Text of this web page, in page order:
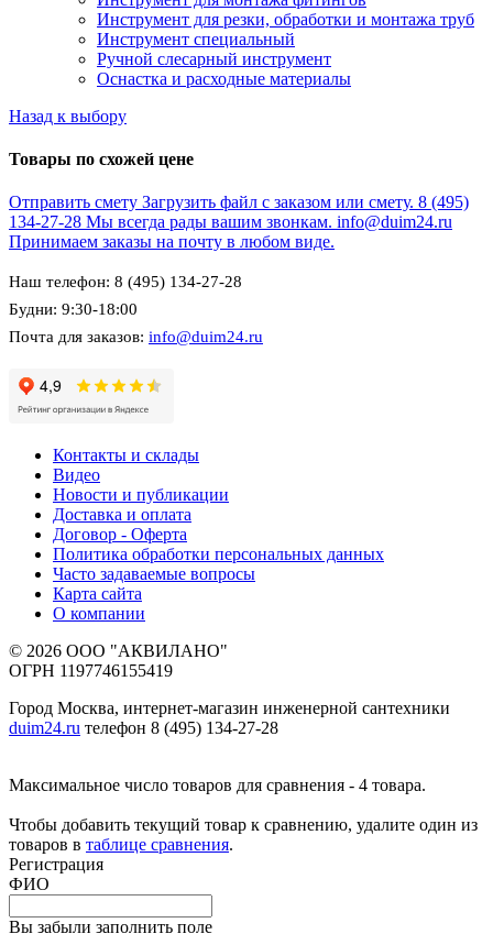
Инструмент для резки, обработки и монтажа труб
Инструмент специальный
Ручной слесарный инструмент
Оснастка и расходные материалы
Назад к выбору
Товары по схожей цене
Отправить смету Загрузить файл с заказом или смету. 8 (495)
134-27-28 Мы всегда рады вашим звонкам. info@duim24.ru
Принимаем заказы на почту в любом виде.
Наш телефон: 8 (495) 134-27-28
Будни: 9:30-18:00
Почта для заказов: info@duim24.ru
Контакты и склады
Видео
Новости и публикации
Доставка и оплата
Договор - Оферта
Политика обработки персональных данных
Часто задаваемые вопросы
Карта сайта
О компании
© 2026 ООО "АКВИЛАНО"
ОГРН 1197746155419
Город Москва, интернет-магазин инженерной сантехники
duim24.ru телефон 8 (495) 134-27-28
Максимальное число товаров для сравнения - 4 товара.
Чтобы добавить текущий товар к сравнению, удалите один из
товаров в таблице сравнения.
Регистрация
ФИО
Вы забыли заполнить поле